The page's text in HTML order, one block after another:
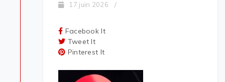
17 juin 2026 /
Facebook It
Tweet It
Pinterest It